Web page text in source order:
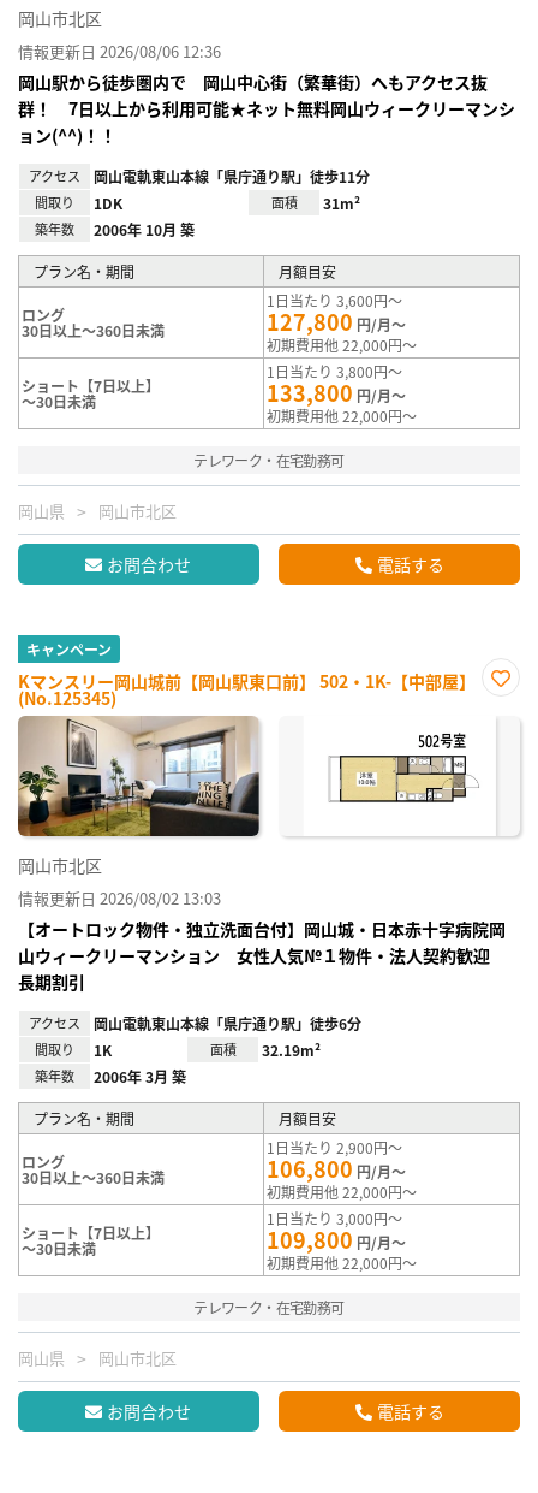
岡山市北区
情報更新日 2026/08/06 12:36
岡山駅から徒歩圏内で 岡山中心街（繁華街）へもアクセス抜
群！ 7日以上から利用可能★ネット無料岡山ウィークリーマンシ
ョン(^^)！！
アクセス 岡山電軌東山本線「県庁通り駅」徒歩11分
間取り 1DK 面積 31m²
築年数 2006年 10月 築
プラン名・期間 月額目安
ロング
30日以上～360日未満
1日当たり 3,600円～
127,800 円/月～
初期費用他 22,000円～
ショート【7日以上】
～30日未満
1日当たり 3,800円～
133,800 円/月～
初期費用他 22,000円～
テレワーク・在宅勤務可
岡山県 岡山市北区
お問合わせ 電話する
キャンペーン
Kマンスリー岡山城前【岡山駅東口前】 502・1K-【中部屋】
(No.125345)
に入
岡山市北区
情報更新日 2026/08/02 13:03
【オートロック物件・独立洗面台付】岡山城・日本赤十字病院岡
山ウィークリーマンション 女性人気№１物件・法人契約歓迎
長期割引
アクセス 岡山電軌東山本線「県庁通り駅」徒歩6分
間取り 1K 面積 32.19m²
築年数 2006年 3月 築
プラン名・期間 月額目安
ロング
30日以上～360日未満
1日当たり 2,900円～
106,800 円/月～
初期費用他 22,000円～
ショート【7日以上】
～30日未満
1日当たり 3,000円～
109,800 円/月～
初期費用他 22,000円～
テレワーク・在宅勤務可
岡山県 岡山市北区
お問合わせ 電話する